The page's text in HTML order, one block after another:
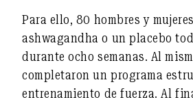
Para ello, 80 hombres y
ashwagandha o un placebo
durante ocho semanas. Al
completaron un programa
entrenamiento de fuerza. Al